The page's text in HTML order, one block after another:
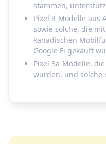
stammen,
Pixel 3-Modelle aus
sowie solche, die
kanadischen
Google Fi gekauft
Pixel 3a-Modelle,
wurden, und solche